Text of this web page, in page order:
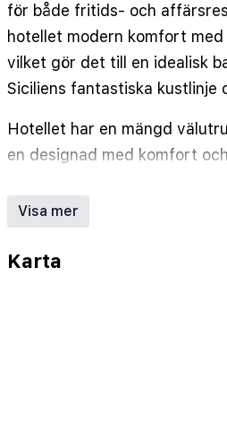
för både fritids- och
hotellet modern komfort
vilket gör det till en idealisk
Siciliens fantastiska kustlinje
Hotellet har en mängd
en designad med komfort
eller trädgårdsutsikt, rymliga
eleganta sviter med privata
boenden inkluderar
Visa mer
Karta